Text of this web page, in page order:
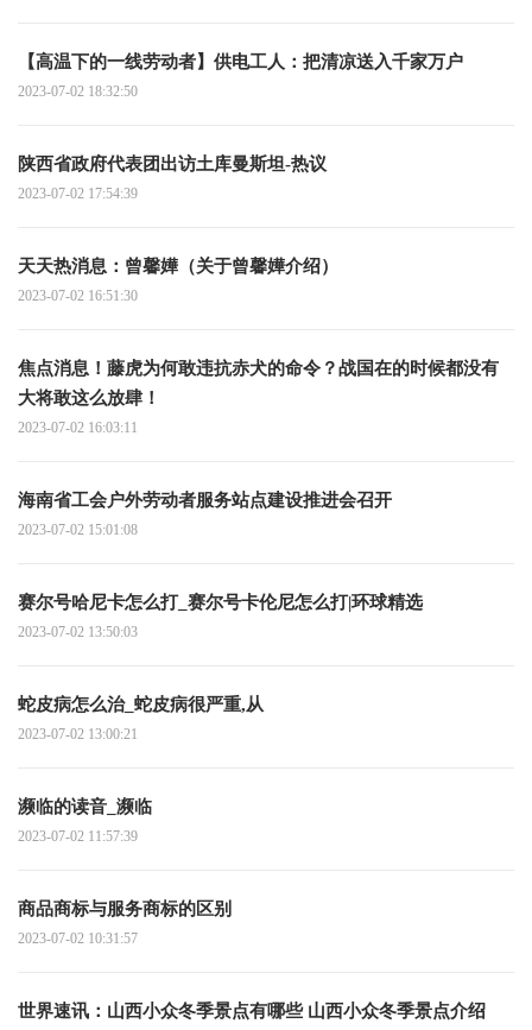
【高温下的一线劳动者】供电工人：把清凉送入千家万户
2023-07-02 18:32:50
陕西省政府代表团出访土库曼斯坦-热议
2023-07-02 17:54:39
天天热消息：曾馨嬅（关于曾馨嬅介绍）
2023-07-02 16:51:30
焦点消息！藤虎为何敢违抗赤犬的命令？战国在的时候都没有
大将敢这么放肆！
2023-07-02 16:03:11
海南省工会户外劳动者服务站点建设推进会召开
2023-07-02 15:01:08
赛尔号哈尼卡怎么打_赛尔号卡伦尼怎么打|环球精选
2023-07-02 13:50:03
蛇皮病怎么治_蛇皮病很严重,从
2023-07-02 13:00:21
濒临的读音_濒临
2023-07-02 11:57:39
商品商标与服务商标的区别
2023-07-02 10:31:57
世界速讯：山西小众冬季景点有哪些 山西小众冬季景点介绍